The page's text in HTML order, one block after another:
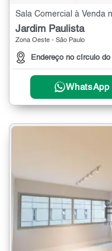
Sala Comercial à Venda
Jardim Paulista
Zona Oeste - São Paulo
Endereço no círculo do
WhatsApp